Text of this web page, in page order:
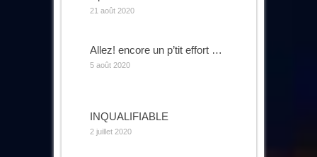
21 août 2020
Allez! encore un p’tit effort …
5 août 2020
INQUALIFIABLE
2 juillet 2020